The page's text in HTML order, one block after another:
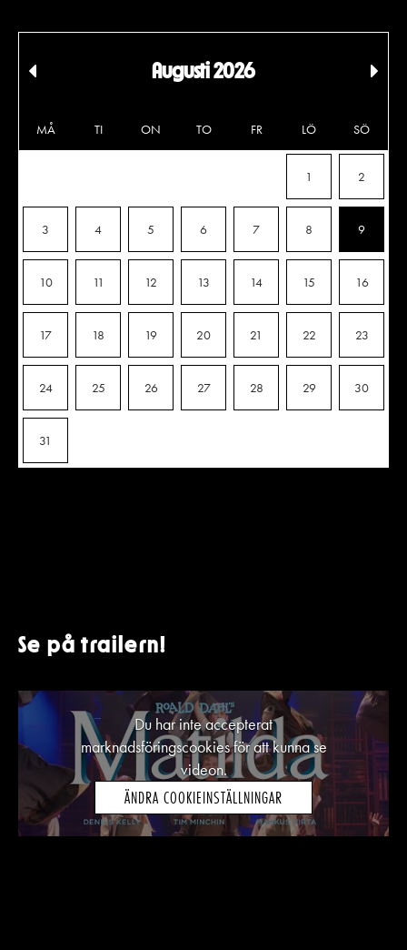
Tidigare
Augusti 2026
MÅ TI ON TO FR LÖ SÖ
1 2
3 4 5 6 7 8 9
10 11 12 13 14 15 16
17 18 19 20 21 22 23
24 25 26 27 28 29 30
31
Se på trailern!
Du har inte accepterat
marknadsföringscookies för att kunna se
videon.
ÄNDRA COOKIEINSTÄLLNINGAR